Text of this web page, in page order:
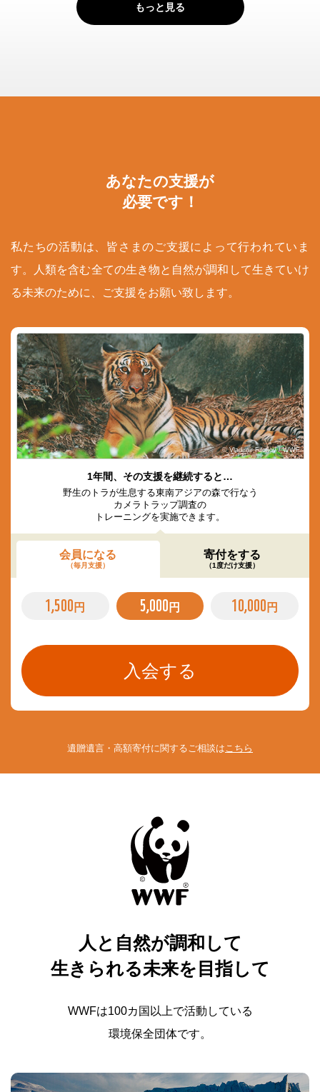
もっと見る
あなたの支援が
必要です！
私たちの活動は、皆さまのご支援によって行われていま
す。人類を含む全ての生き物と自然が調和して生きていけ
る未来のために、ご支援をお願い致します。
© Vladimir Filonov / WWF
1年間、その支援を継続すると…
野生のトラが生息する東南アジアの森で行なう
カメラトラップ調査の
トレーニングを実施できます。
会員になる
（毎月支援）
寄付をする
（1度だけ支援）
1,500 円 5,000 円 10,000 円
遺贈遺言・高額寄付に関するご相談は こちら
人と自然が調和して
生きられる未来を目指して
WWFは100カ国以上で活動している
環境保全団体です。